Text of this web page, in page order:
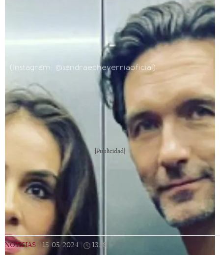
(Instagram: @sandraecheverriaoficial)
[Publicidad]
NOTICIAS 15/05/2024 13:18